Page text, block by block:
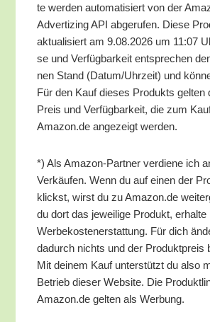
te wer­den auto­ma­ti­siert von der
Adver­tiz­ing API abge­ru­fen. Die­se
aktua­li­siert am 9.08.2026 um 11:07
se und Ver­füg­bar­keit ent­spre­chen
nen Stand (Datum/​Uhrzeit) und
Für den Kauf die­ses Pro­dukts gel­ten
Preis und Ver­füg­bar­keit, die zum
Amazon.de ange­zeigt werden.
*) Als Ama­zon-Part­ner ver­die­ne ich
Ver­käu­fen. Wenn du auf einen der
klickst, wirst du zu Amazon.de
du dort das jewei­li­ge Pro­dukt, erhal­te
Wer­be­kos­ten­er­stat­tung. Für dich
dadurch nichts und der Pro­dukt­preis
Mit dei­nem Kauf unter­stützt du also
Betrieb die­ser Web­site. Die
Amazon.de gel­ten als Werbung.